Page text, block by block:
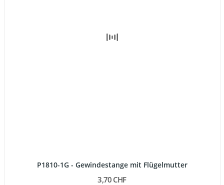
P1810-1G - Gewindestange mit Flügelmutter
3,70 CHF